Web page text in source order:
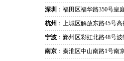
深圳 ：福田区福华路350号皇
杭州 ：上城区解放东路45号
宁波 ：鄞州区彩虹北路48号
南京 ：秦淮区中山南路1号南